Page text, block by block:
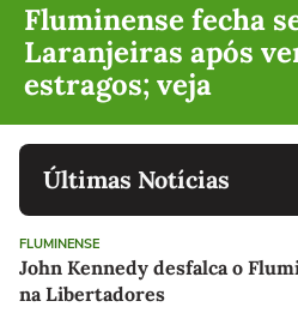
Fluminense fecha
Laranjeiras após
estragos; veja
Últimas Notícias
FLUMINENSE
John Kennedy desfalca o
na Libertadores